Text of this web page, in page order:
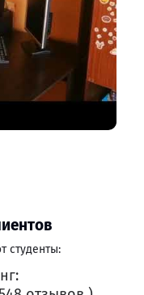
студенты: